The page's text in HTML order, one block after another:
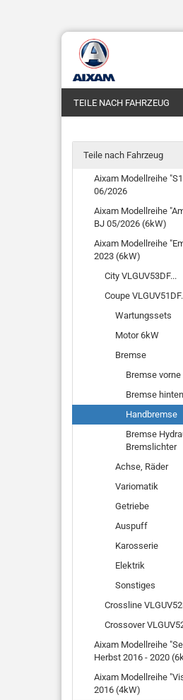
TEILE NACH FAHRZEUG
Teile nach Fahrzeug
Aixam Modellreihe
06/2026
Aixam Modellreihe
BJ 05/2026 (6kW)
Aixam Modellreihe
2023 (6kW)
City VLGUV53DF...
Coupe
Wartungssets
Motor 6kW
Bremse
Bremse vorne
Bremse hinten
Handbremse
Bremse
Bremslichter
Achse, Räder
Variomatik
Getriebe
Auspuff
Karosserie
Elektrik
Sonstiges
Crossline
Crossover
Aixam Modellreihe
Herbst 2016 - 2020
Aixam Modellreihe
2016 (4kW)